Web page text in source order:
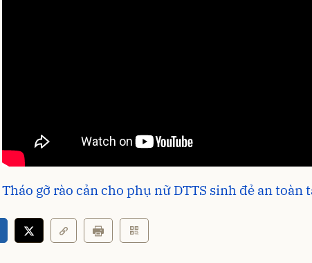
Tháo gỡ rào cản cho phụ nữ DTTS sinh đẻ an toàn